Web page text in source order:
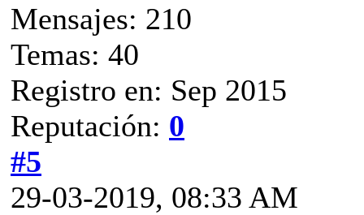
Mensajes: 210
Temas: 40
Registro en: Sep 2015
Reputación: 0
#5
29-03-2019, 08:33 AM